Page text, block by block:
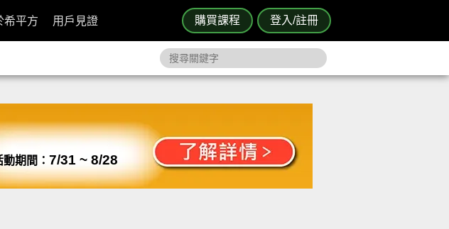
購買課程 登入/註冊
希平方 用戶見證
動期間： 7/31 ~ 8/28